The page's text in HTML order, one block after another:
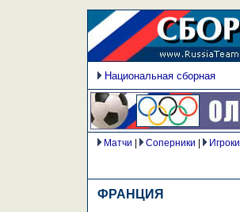
Национальная сборная
Матчи Соперники Игроки
ФРАНЦИЯ